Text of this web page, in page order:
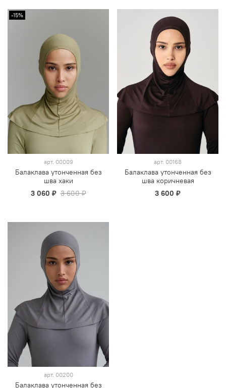
-15%
арт. 00009
Балаклава утонченная без
шва хаки
3 060 ₽ 3 600 ₽
арт. 00168
Балаклава утонченная без
шва коричневая
3 600 ₽
арт. 00200
Балаклава утонченная без